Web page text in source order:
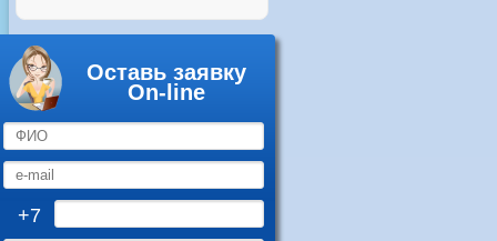
Оставь заявку
On-line
+7